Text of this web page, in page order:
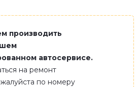
производить
автосервисе.
на ремонт
по номеру